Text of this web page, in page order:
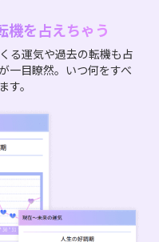
機を占えちゃう
る運気や過去の転機も占
一目瞭然。いつ何をすべ
。